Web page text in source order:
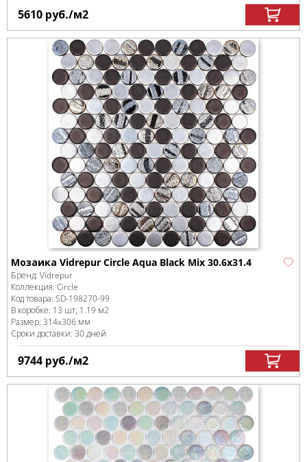
5610 руб./м2
Мозаика Vidrepur Circle Aqua Black Mix 30.6х31.4
Бренд: Vidrepur
Коллекция: Circle
Код товара: SD-198270-99
В коробке: 13 шт, 1.19 м2
Размер: 314x306 мм
Сроки доставки: 30 дней
9744 руб./м2